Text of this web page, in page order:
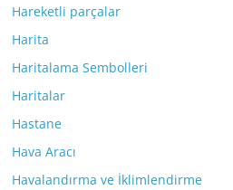
Hareketli parçalar
Harita
Haritalama Sembolleri
Haritalar
Hastane
Hava Aracı
Havalandırma ve İklimlendirme